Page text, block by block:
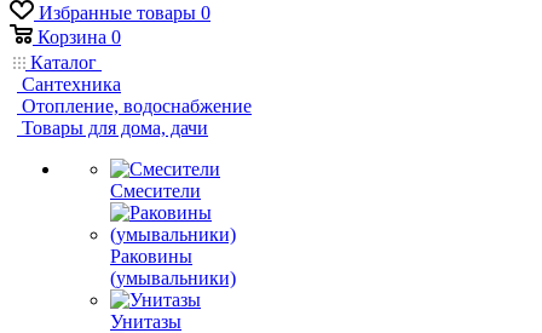
Избранные товары 0
Корзина 0
Каталог
Сантехника
Отопление, водоснабжение
Товары для дома, дачи
Смесители
Раковины
(умывальники)
Унитазы